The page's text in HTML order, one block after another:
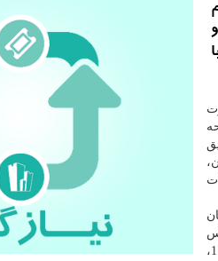
گردید با رای اعضای هیات عالی نظارت مجمع، بند الف ماده 1،